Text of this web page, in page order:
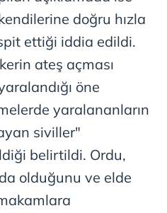
aşağıda yer alan panel
Çerezlere ilişkin detaylı bilgi
Çerez Bilgilendirme
Kanunu uyarınca
okumak ve sitemizde
doğru hızla
ettiği iddia edildi.
ateş açması
öne
yaralananların
siviller"
belirtildi. Ordu,
olduğunu ve elde